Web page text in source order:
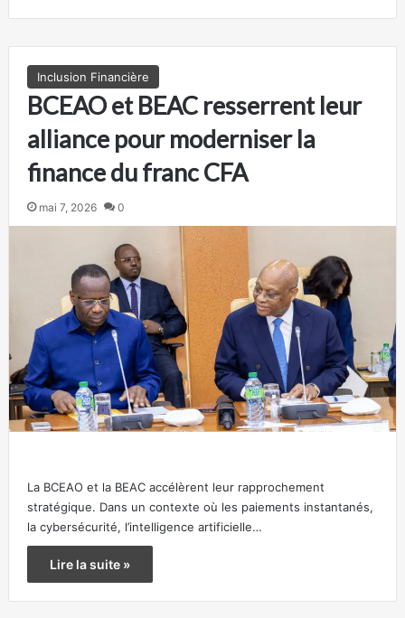
Inclusion Financière
BCEAO et BEAC resserrent leur
alliance pour moderniser la
finance du franc CFA
mai 7, 2026 0
La BCEAO et la BEAC accélèrent leur rapprochement
stratégique. Dans un contexte où les paiements instantanés,
la cybersécurité, l’intelligence artificielle…
Lire la suite »